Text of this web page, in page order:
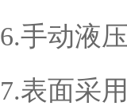
6.手动液
7.表面采